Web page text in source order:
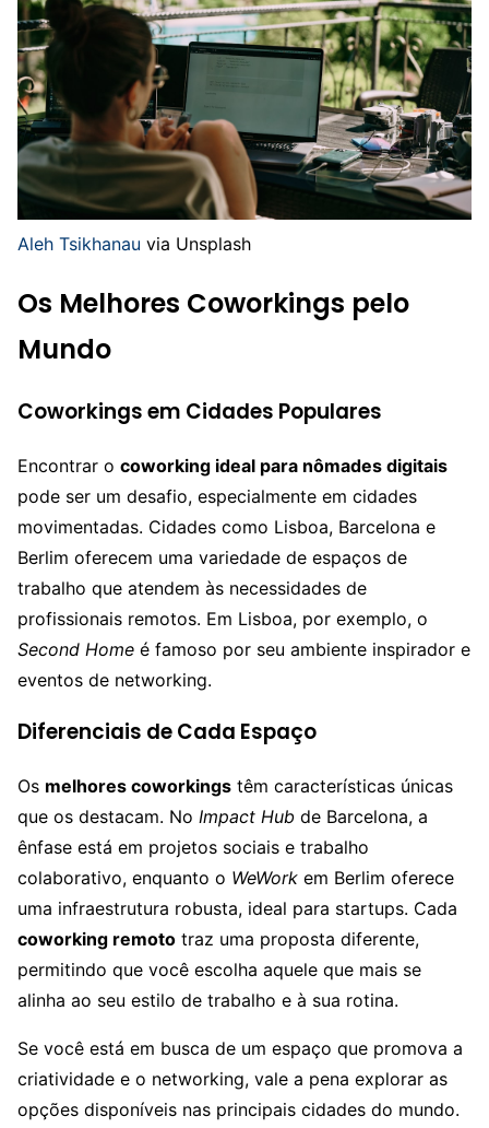
Aleh Tsikhanau via Unsplash
Os Melhores Coworkings pelo
Mundo
Coworkings em Cidades Populares
Encontrar o coworking ideal para nômades digitais
pode ser um desafio, especialmente em cidades
movimentadas. Cidades como Lisboa, Barcelona e
Berlim oferecem uma variedade de espaços de
trabalho que atendem às necessidades de
profissionais remotos. Em Lisboa, por exemplo, o
Second Home é famoso por seu ambiente inspirador e
eventos de networking.
Diferenciais de Cada Espaço
Os melhores coworkings têm características únicas
que os destacam. No Impact Hub de Barcelona, a
ênfase está em projetos sociais e trabalho
colaborativo, enquanto o WeWork em Berlim oferece
uma infraestrutura robusta, ideal para startups. Cada
coworking remoto traz uma proposta diferente,
permitindo que você escolha aquele que mais se
alinha ao seu estilo de trabalho e à sua rotina.
Se você está em busca de um espaço que promova a
criatividade e o networking, vale a pena explorar as
opções disponíveis nas principais cidades do mundo.